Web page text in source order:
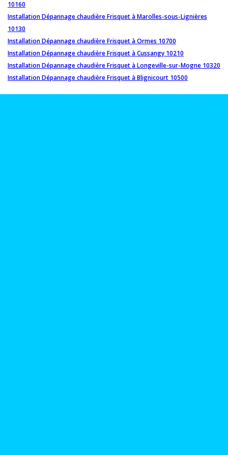
10160
Installation Dépannage chaudière Frisquet à Marolles-sous-Lignières
10130
Installation Dépannage chaudière Frisquet à Ormes 10700
Installation Dépannage chaudière Frisquet à Cussangy 10210
Installation Dépannage chaudière Frisquet à Longeville-sur-Mogne 10320
Installation Dépannage chaudière Frisquet à Blignicourt 10500